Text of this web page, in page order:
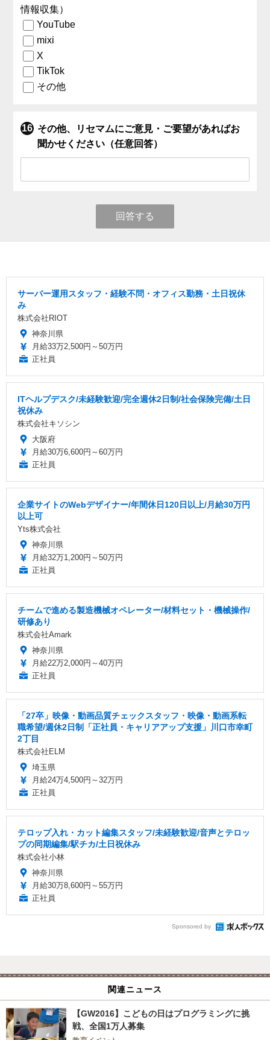
情報収集）
YouTube
mixi
X
TikTok
その他
その他、リセマムにご意見・ご要望があればお
聞かせください（任意回答）
回答する
サーバー運用スタッフ・経験不問・オフィス勤務・土日祝休
み
株式会社RIOT
神奈川県
月給33万2,500円～50万円
正社員
ITヘルプデスク/未経験歓迎/完全週休2日制/社会保険完備/土日
祝休み
株式会社キソシン
大阪府
月給30万6,600円～60万円
正社員
企業サイトのWebデザイナー/年間休日120日以上/月給30万円
以上可
Yts株式会社
神奈川県
月給32万1,200円～50万円
正社員
チームで進める製造機械オペレーター/材料セット・機械操作/
研修あり
株式会社Amark
神奈川県
月給22万2,000円～40万円
正社員
「27卒」映像・動画品質チェックスタッフ・映像・動画系転
職希望/週休2日制「正社員・キャリアアップ支援」川口市幸町
2丁目
株式会社ELM
埼玉県
月給24万4,500円～32万円
正社員
テロップ入れ・カット編集スタッフ/未経験歓迎/音声とテロッ
プの同期編集/駅チカ/土日祝休み
株式会社小林
神奈川県
月給30万8,600円～55万円
正社員
Sponsored by
関連ニュース
【GW2016】こどもの日はプログラミングに挑
戦、全国1万人募集